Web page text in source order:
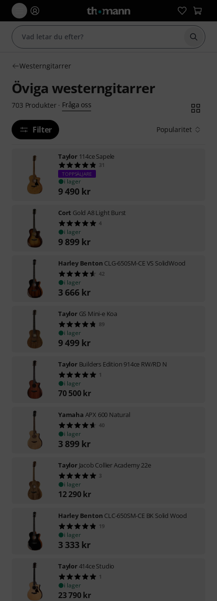
Börja
Westerngitarrer
Öviga westerngitarrer
703 Produkter· Fråga oss
Filter Popularitet
Taylor 114ce Sapele
31
TOPPSÄLJARE
i lager
9 490 kr
Cort Gold A8 Light Burst
4
i lager
9 899 kr
Harley Benton CLG-650SM-CE VS SolidWood
42
i lager
3 666 kr
Taylor GS Mini-e Koa
89
i lager
9 499 kr
Taylor Builders Edition 914ce RW/RD N
1
i lager
70 500 kr
Yamaha APX 600 Natural
40
i lager
3 899 kr
Taylor Jacob Collier Academy 22e
3
i lager
12 290 kr
Harley Benton CLC-650SM-CE BK Solid Wood
19
i lager
3 333 kr
Taylor414ce Studio
1
i lager
23 790 kr